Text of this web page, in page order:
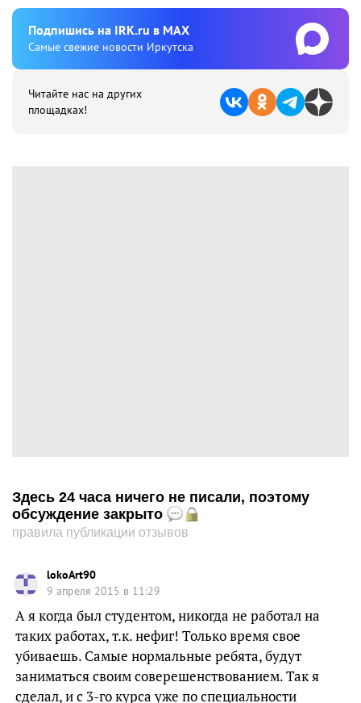
Подпишиcь на IRK.ru в MAX
Cамые свежие новости Иркутска
Читайте нас на других
площадках!
Здесь 24 часа ничего не писали, поэтому
обсуждение закрыто
правила публикации отзывов
lokoArt90
9 апреля 2015 в 11:29
А я когда был студентом, никогда не работал на
таких работах, т.к. нефиг! Только время свое
убиваешь. Самые нормальные ребята, будут
заниматься своим соверешенствованием. Так я
сделал, и с 3-го курса уже по специальности